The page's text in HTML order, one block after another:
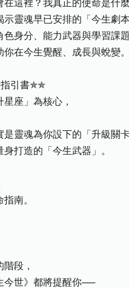
這裡？我真正的使命是什麼
靈魂早已安排的「今生劇本
身分、能力武器與學習課題
在今生覺醒、成長與蛻變。
指引書✯✯
座」為核心，
靈魂為你設下的「升級關卡
打造的「今生武器」。
南。
段，
今世》都將提醒你──